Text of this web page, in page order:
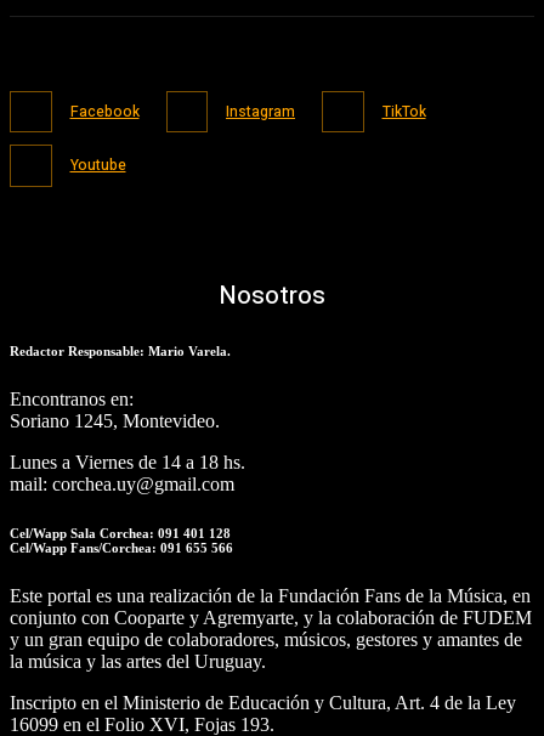
Facebook Instagram TikTok
Youtube
Nosotros
Redactor Responsable: Mario Varela.
Encontranos en:
Soriano 1245, Montevideo.
Lunes a Viernes de 14 a 18 hs.
mail: corchea.uy@gmail.com
Cel/Wapp Sala Corchea: 091 401 128
Cel/Wapp Fans/Corchea: 091 655 566
Este portal es una realización de la Fundación Fans de la Música, en
conjunto con Cooparte y Agremyarte, y la colaboración de FUDEM
y un gran equipo de colaboradores, músicos, gestores y amantes de
la música y las artes del Uruguay.
Inscripto en el Ministerio de Educación y Cultura, Art. 4 de la Ley
16099 en el Folio XVI, Fojas 193.